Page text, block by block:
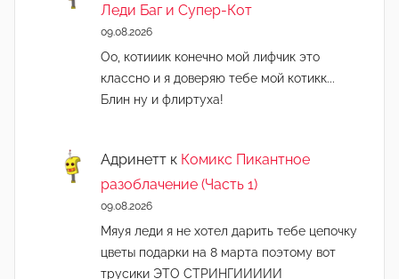
Леди Баг и Супер-Кот
09.08.2026
Оо, котииик конечно мой лифчик это
классно и я доверяю тебе мой котикк...
Блин ну и флиртуха!
Адринетт к Комикс Пикантное
разоблачение (Часть 1)
09.08.2026
Мяуя леди я не хотел дарить тебе цепочку
цветы подарки на 8 марта поэтому вот
трусики ЭТО СТРИНГИИИИИ